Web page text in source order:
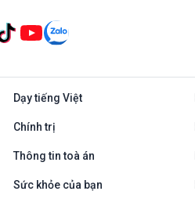
Dạy tiếng Việt
Chính trị
Thông tin toà án
Sức khỏe của bạn